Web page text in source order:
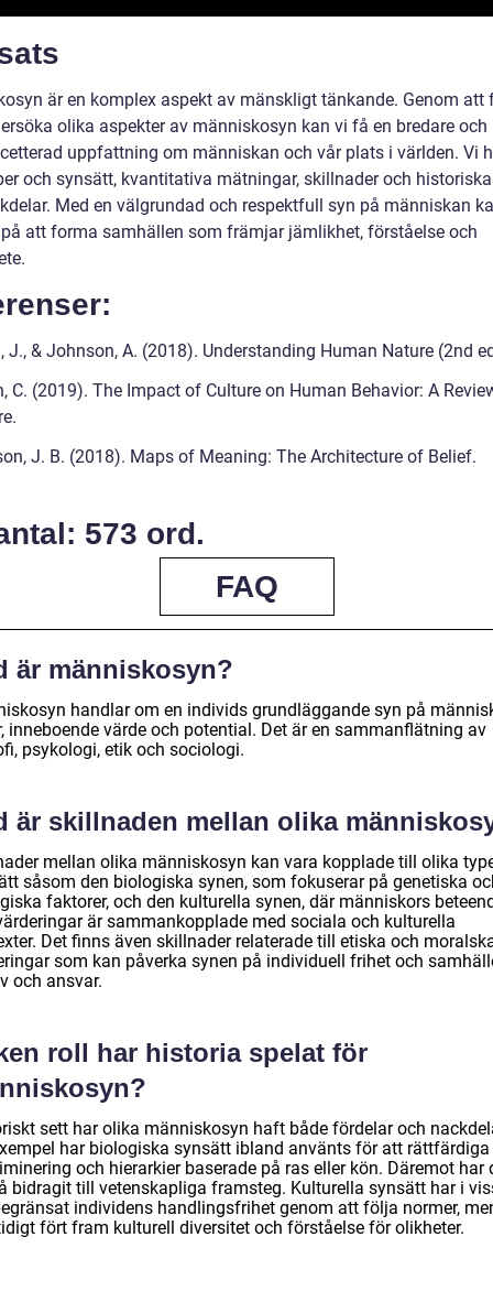
är en komplex aspekt av mänskligt tänkande. Genom att
olika aspekter av människosyn kan vi få en bredare och
uppfattning om människan och vår plats i världen. Vi
och synsätt, kvantitativa mätningar, skillnader och
Med en välgrundad och respektfull syn på människan
att forma samhällen som främjar jämlikhet, förståelse och
J., & Johnson, A. (2018). Understanding Human Nature (2nd
C. (2019). The Impact of Culture on Human Behavior: A
J. B. (2018). Maps of Meaning: The Architecture of Belief.
573 ord.
FAQ
är människosyn?
handlar om en individs grundläggande syn på
inneboende värde och potential. Det är en sammanflätning av
psykologi, etik och sociologi.
är skillnaden mellan olika
mellan olika människosyn kan vara kopplade till olika
såsom den biologiska synen, som fokuserar på genetiska
faktorer, och den kulturella synen, där människors
är sammankopplade med sociala och kulturella
Det finns även skillnader relaterade till etiska och
som kan påverka synen på individuell frihet och
och ansvar.
roll har historia spelat för
sett har olika människosyn haft både fördelar och
har biologiska synsätt ibland använts för att rättfärdiga
och hierarkier baserade på ras eller kön. Däremot har
bidragit till vetenskapliga framsteg. Kulturella synsätt har i
individens handlingsfrihet genom att följa normer,
fört fram kulturell diversitet och förståelse för olikheter.